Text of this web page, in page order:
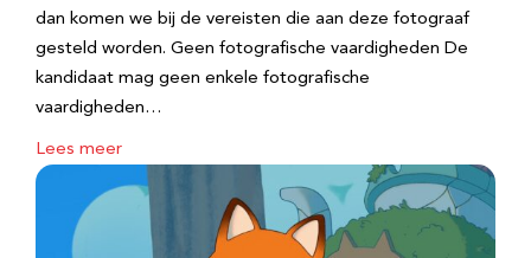
dan komen we bij de vereisten die aan deze fotograaf
gesteld worden. Geen fotografische vaardigheden De
kandidaat mag geen enkele fotografische
vaardigheden…
Lees meer